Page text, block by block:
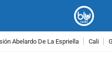
Abelardo De La Espriella Cali